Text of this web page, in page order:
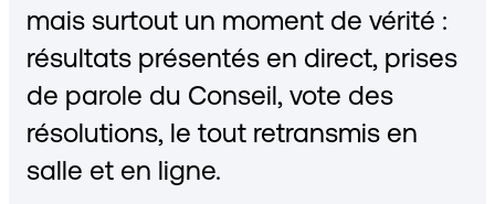
mais surtout un moment de vérité :
résultats présentés en direct, prises
de parole du Conseil, vote des
résolutions, le tout retransmis en
salle et en ligne.